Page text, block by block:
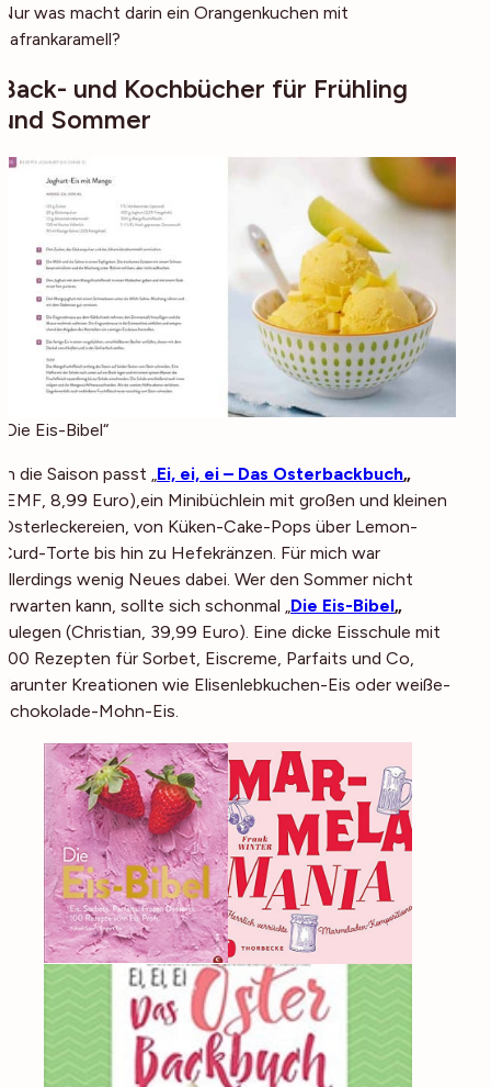
Nur was macht darin ein Orangenkuchen mit
Safrankaramell?
Back- und Kochbücher für Frühling
und Sommer
„Die Eis-Bibel“
In die Saison passt „ Ei, ei, ei – Das Osterbackbuch„
(EMF, 8,99 Euro),ein Minibüchlein mit großen und kleinen
Osterleckereien, von Küken-Cake-Pops über Lemon-
Curd-Torte bis hin zu Hefekränzen. Für mich war
allerdings wenig Neues dabei. Wer den Sommer nicht
erwarten kann, sollte sich schonmal „ Die Eis-Bibel„
zulegen (Christian, 39,99 Euro). Eine dicke Eisschule mit
100 Rezepten für Sorbet, Eiscreme, Parfaits und Co,
darunter Kreationen wie Elisenlebkuchen-Eis oder weiße-
Schokolade-Mohn-Eis.